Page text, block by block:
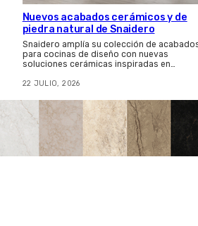
Nuevos acabados cerámicos y de
piedra natural de Snaidero
Snaidero amplía su colección de
para cocinas de diseño con nuevas
soluciones cerámicas inspiradas en…
22 JULIO, 2026